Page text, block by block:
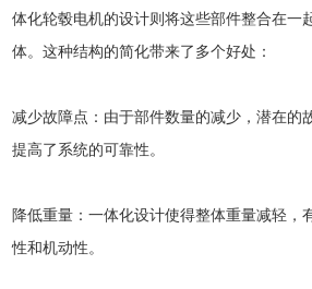
体化轮毂电机的设计则将这些部件整合在一
体。这种结构的简化带来了多个好处：
减少故障点：由于部件数量的减少，潜在的
提高了系统的可靠性。
降低重量：一体化设计使得整体重量减轻，
性和机动性。